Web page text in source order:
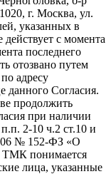
г. Москва, ул.
указанных в
с момента
последнего
отозвано путем
адресу
данного Согласия.
продолжить
при наличии
2-10 ч.2 ст.10 и
№ 152-ФЗ «О
ТМК понимается
лица, указанные